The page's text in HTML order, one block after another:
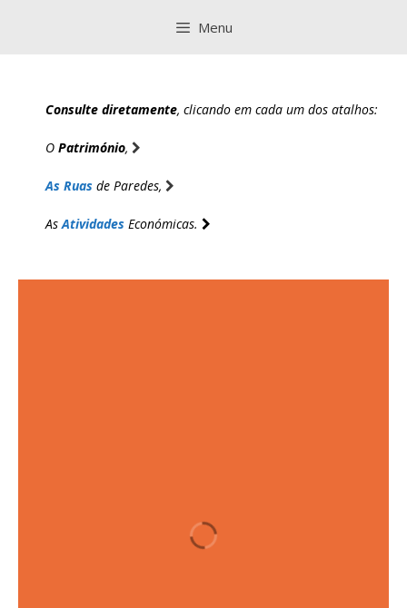
Menu
Consulte diretamente, clicando em cada um dos atalhos:
O Património,
As Ruas de Paredes,
AsAtividades Económicas.